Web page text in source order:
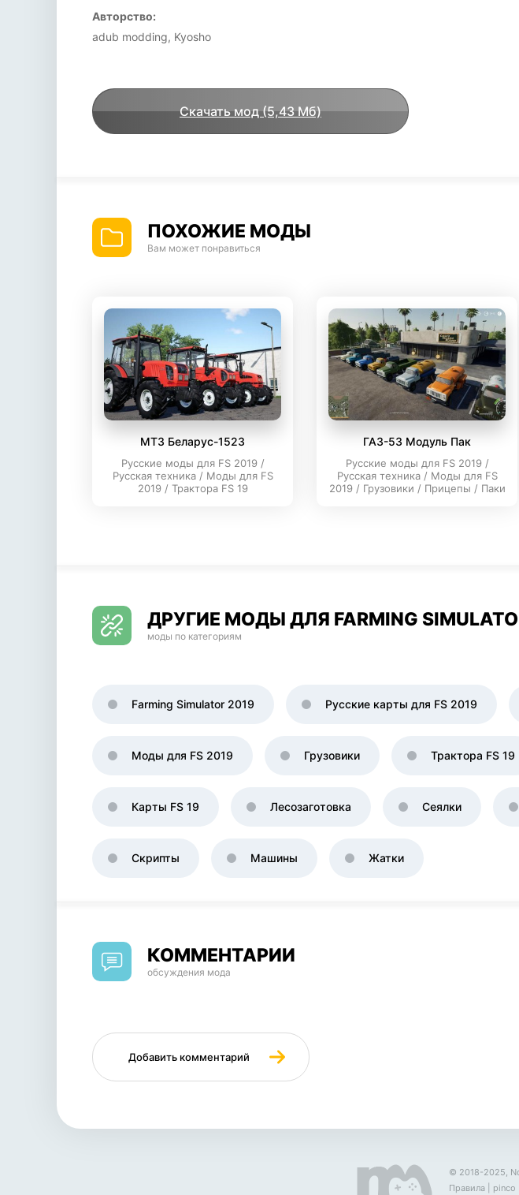
Авторство:
adub modding, Kyosho
Скачать мод (5,43 Мб)
ПОХОЖИЕ МОДЫ
Вам может понравиться
МТЗ Беларус-1523
Русские моды для FS 2019 /
Русская техника / Моды для FS
2019 / Трактора FS 19
ГАЗ-53 Модуль Пак
Русские моды для FS 2019 /
Русская техника / Моды для FS
2019 / Грузовики / Прицепы / Паки
ДРУГИЕ МОДЫ ДЛЯ FARMING
моды по категориям
Farming Simulator 2019 Русские карты для FS 2019
Моды для FS 2019 Грузовики Трактора FS 19
Карты FS 19 Лесозаготовка Сеялки
Скрипты Машины Жатки
КОММЕНТАРИИ
обсуждения мода
Добавить комментарий
© 2018-2025,
Правила
pinco